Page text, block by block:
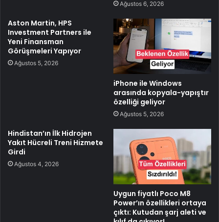
Ağustos 6, 2026
Aston Martin, HPS
Investment Partners ile
Yeni Finansman
Görüşmeleri Yapıyor
Ağustos 5, 2026
iPhone ile Windows
arasında kopyala-yapıştır
özelliği geliyor
Ağustos 5, 2026
Hindistan’ın İlk Hidrojen
Yakıt Hücreli Treni Hizmete
Girdi
Ağustos 4, 2026
Uygun fiyatlı Poco M8
Power’ın özellikleri ortaya
çıktı: Kutudan şarj aleti ve